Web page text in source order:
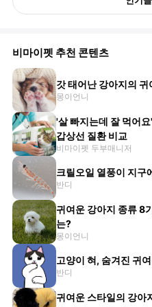
비마이펫 추천 콘텐츠
갓 태어난 강아지의
몽이언니
'살 빠지는데 잘 먹어
갑상선 질환 비교
비마이펫 두부매니저
크릴오일 열풍이 지구
반디
귀여운 강아지 종류 8
는?
몽이언니
고양이 혀, 숨겨진 귀
반디
귀여운 스타일의 강아